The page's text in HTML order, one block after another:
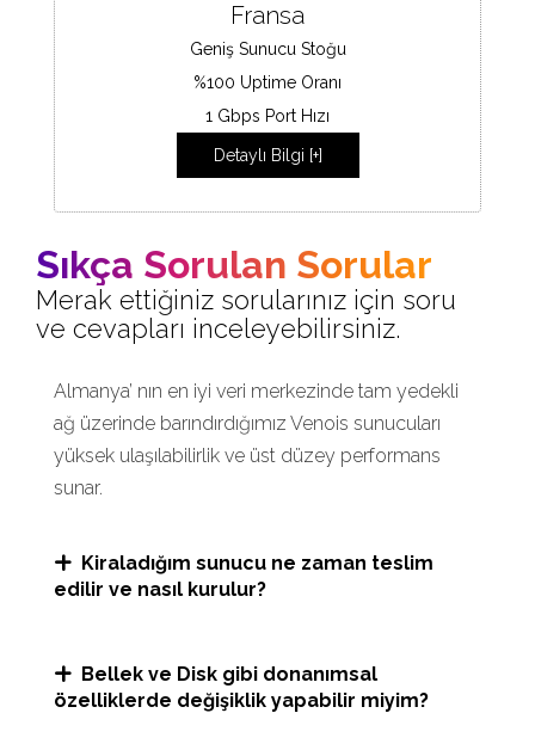
Fransa
Geniş Sunucu Stoğu
%100 Uptime Oranı
1 Gbps Port Hızı
Detaylı Bilgi [+]
Sıkça Sorulan Sorular
Merak ettiğiniz sorularınız için soru
ve cevapları inceleyebilirsiniz.
Almanya’ nın en iyi veri merkezinde tam yedekli
ağ üzerinde barındırdığımız Venois sunucuları
yüksek ulaşılabilirlik ve üst düzey performans
sunar.
Kiraladığım sunucu ne zaman teslim
edilir ve nasıl kurulur?
Bellek ve Disk gibi donanımsal
özelliklerde değişiklik yapabilir miyim?